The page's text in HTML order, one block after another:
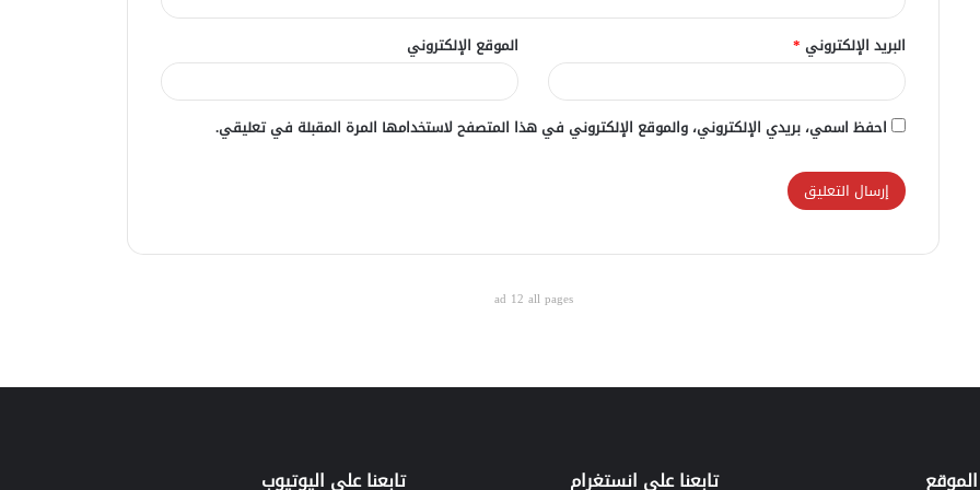
البريد الإلكتروني * الموقع الإلكتروني
احفظ اسمي، بريدي الإلكتروني، والموقع الإلكتروني في هذا المتصفح لاستخدامها المرة المقبلة في تعليقي.
ad 12 all pages
تابعنا علي انستغرام تابعنا علي اليوتيوب